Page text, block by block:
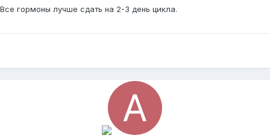
Все гормоны лучше сдать на 2-3 день цикла.